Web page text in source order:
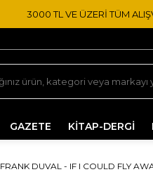
3000 TL VE ÜZERİ TÜM
GAZETE KİTAP-DERGİ
FRANK DUVAL - IF I COULD FLY